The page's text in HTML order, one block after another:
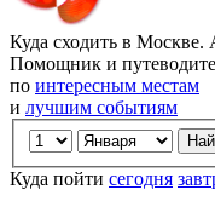
Куда сходить в
Помощник и
по интересным местам
и лучшим событиям
Куда пойти сегодня